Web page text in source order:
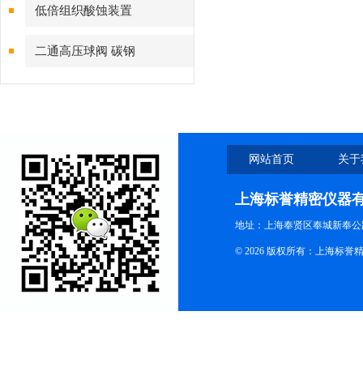
低倍组织酸蚀装置
二通高压球阀 碳钢
网站首页 关
上海标誉精密仪器
地址：上海奉贤区奉城新奉公
© 2026 版权所有：上海标誉